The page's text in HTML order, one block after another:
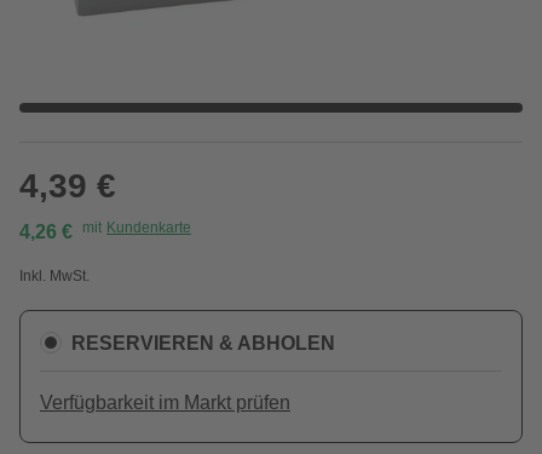
4,39 €
4,26 € mit Kundenkarte
Inkl. MwSt.
RESERVIEREN & ABHOLEN
Verfügbarkeit im Markt prüfen